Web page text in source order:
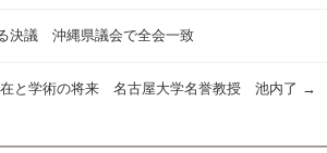
決議 沖縄県議会で全会一致
在と学術の将来 名古屋大学名誉教授 池内了 →